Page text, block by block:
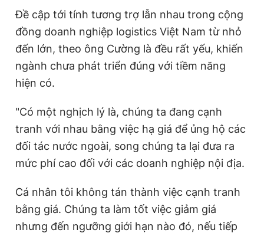
Đề cập tới tính tương trợ lẫn nhau trong cộng
đồng doanh nghiệp logistics Việt Nam từ nhỏ
đến lớn, theo ông Cường là đều rất yếu, khiến
ngành chưa phát triển đúng với tiềm năng
hiện có.
"Có một nghịch lý là, chúng ta đang cạnh
tranh với nhau bằng việc hạ giá để ủng hộ các
đối tác nước ngoài, song chúng ta lại đưa ra
mức phí cao đối với các doanh nghiệp nội địa.
Cá nhân tôi không tán thành việc cạnh tranh
bằng giá. Chúng ta làm tốt việc giảm giá
nhưng đến ngưỡng giới hạn nào đó, nếu tiếp